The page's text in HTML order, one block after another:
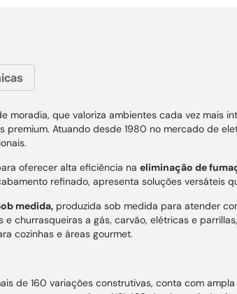
moradia, que valoriza ambientes cada vez mais
Atuando desde 1980 no mercado de
oferecer alta eficiência na eliminação de
refinado, apresenta soluções versáteis
medida, produzida sob medida para atender
churrasqueiras a gás, carvão, elétricas e
cozinhas e áreas gourmet.
de 160 variações construtivas, conta com